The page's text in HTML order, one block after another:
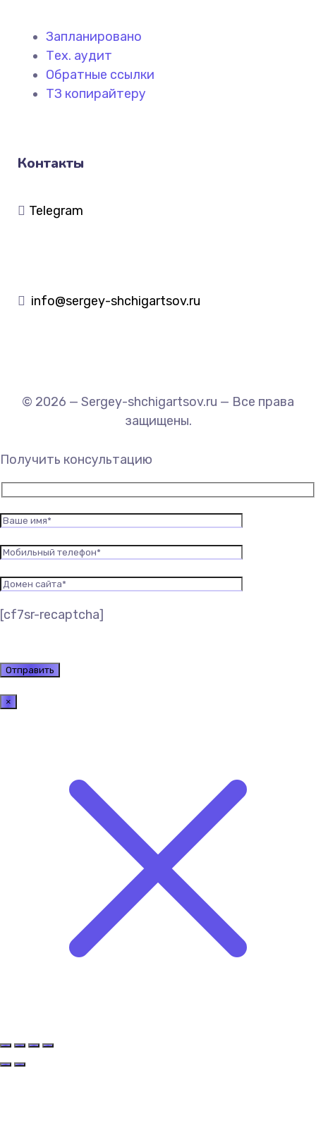
Запланировано
Тех. аудит
Обратные ссылки
ТЗ копирайтеру
Контакты
Telegram
info@sergey-shchigartsov.ru
© 2026 — Sergey-shchigartsov.ru — Все права
защищены.
Получить консультацию
[cf7sr-recaptcha]
×